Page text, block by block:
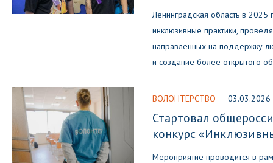
Ленинградская область в 2025
инклюзивные практики,
направленных на поддержку
и создание более открытого
ВОЛОНТЕРСТВО 03.03.2026
Стартовал
конкурс
Мероприятие проводится в